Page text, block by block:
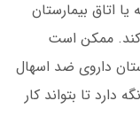
اتاق بیمارستان
کند. ممکن است
داروی ضد اسهال
دارد تا بتواند کار